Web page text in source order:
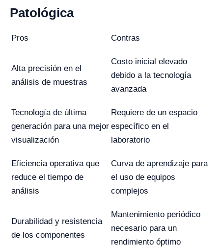
Patológica
Pros Contras
Alta precisión en el
análisis de muestras
Costo inicial elevado
debido a la tecnología
avanzada
Tecnología de última
generación para una mejor
visualización
Requiere de un espacio
específico en el
laboratorio
Eficiencia operativa que
reduce el tiempo de
análisis
Curva de aprendizaje para
el uso de equipos
complejos
Durabilidad y resistencia
de los componentes
Mantenimiento periódico
necesario para un
rendimiento óptimo